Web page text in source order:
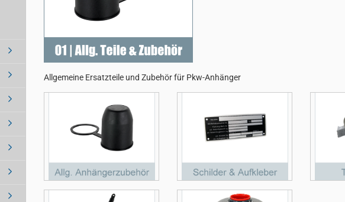
Allgemeine Ersatzteile und Zubehör für Pkw-Anhänger